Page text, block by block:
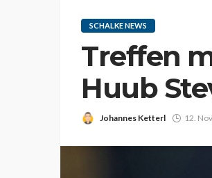
SCHALKE NEWS
Treffen
Huub
Johannes Ketterl 12.